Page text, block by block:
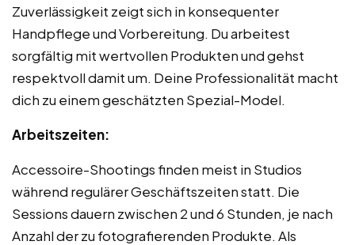
Zuverlässigkeit zeigt sich in konsequenter
Handpflege und Vorbereitung. Du arbeitest
sorgfältig mit wertvollen Produkten und gehst
respektvoll damit um. Deine Professionalität macht
dich zu einem geschätzten Spezial-Model.
Arbeitszeiten:
Accessoire-Shootings finden meist in Studios
während regulärer Geschäftszeiten statt. Die
Sessions dauern zwischen 2 und 6 Stunden, je nach
Anzahl der zu fotografierenden Produkte. Als